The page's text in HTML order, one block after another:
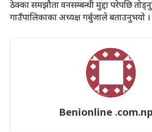
ठेक्का समझौता वनसम्बन्धी मुद्दा परेपछि
गाउँपालिकाका अध्यक्ष गर्बुजाले बताउनुभयो
Benionline .com.np